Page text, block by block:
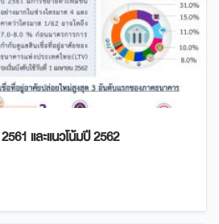
และแนวโน้มปี 2562